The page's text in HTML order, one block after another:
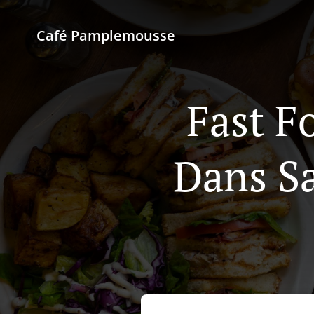
Café Pamplemousse
Fast
Dans